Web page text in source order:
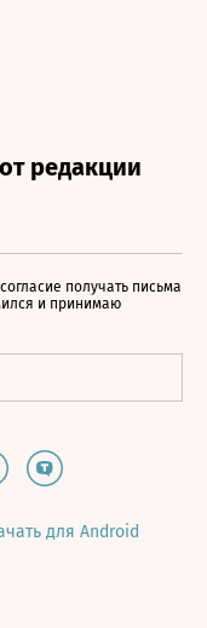
получать письма
и принимаю
для Android